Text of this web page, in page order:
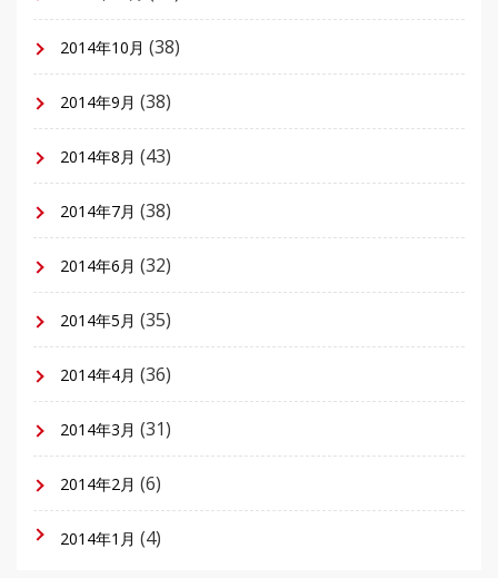
2014年10月 (38)
2014年9月 (38)
2014年8月 (43)
2014年7月 (38)
2014年6月 (32)
2014年5月 (35)
2014年4月 (36)
2014年3月 (31)
2014年2月 (6)
2014年1月 (4)